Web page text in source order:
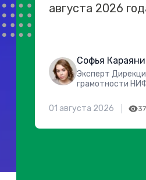
августа 2026
Софья Караяни
Эксперт
грамотности
01 августа 2026